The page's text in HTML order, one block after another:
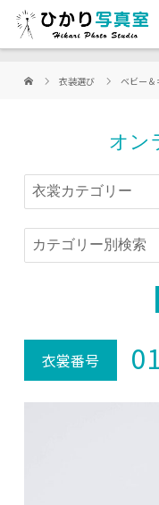
衣装選び ベビー
オン
衣裳番号